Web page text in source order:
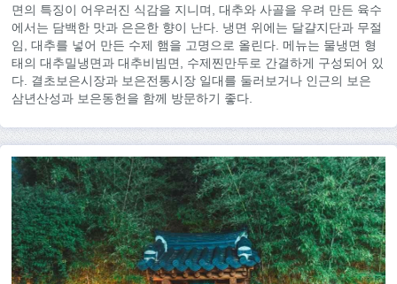
면의 특징이 어우러진 식감을 지니며, 대추와 사골을 우려 만든 육수
에서는 담백한 맛과 은은한 향이 난다. 냉면 위에는 달걀지단과 무절
임, 대추를 넣어 만든 수제 햄을 고명으로 올린다. 메뉴는 물냉면 형
태의 대추밀냉면과 대추비빔면, 수제찐만두로 간결하게 구성되어 있
다. 결초보은시장과 보은전통시장 일대를 둘러보거나 인근의 보은
삼년산성과 보은동헌을 함께 방문하기 좋다.